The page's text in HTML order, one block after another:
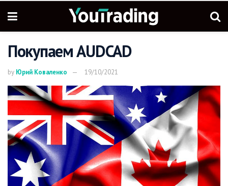
Покупаем AUDCAD
by Юрий Коваленко 19/10/2021